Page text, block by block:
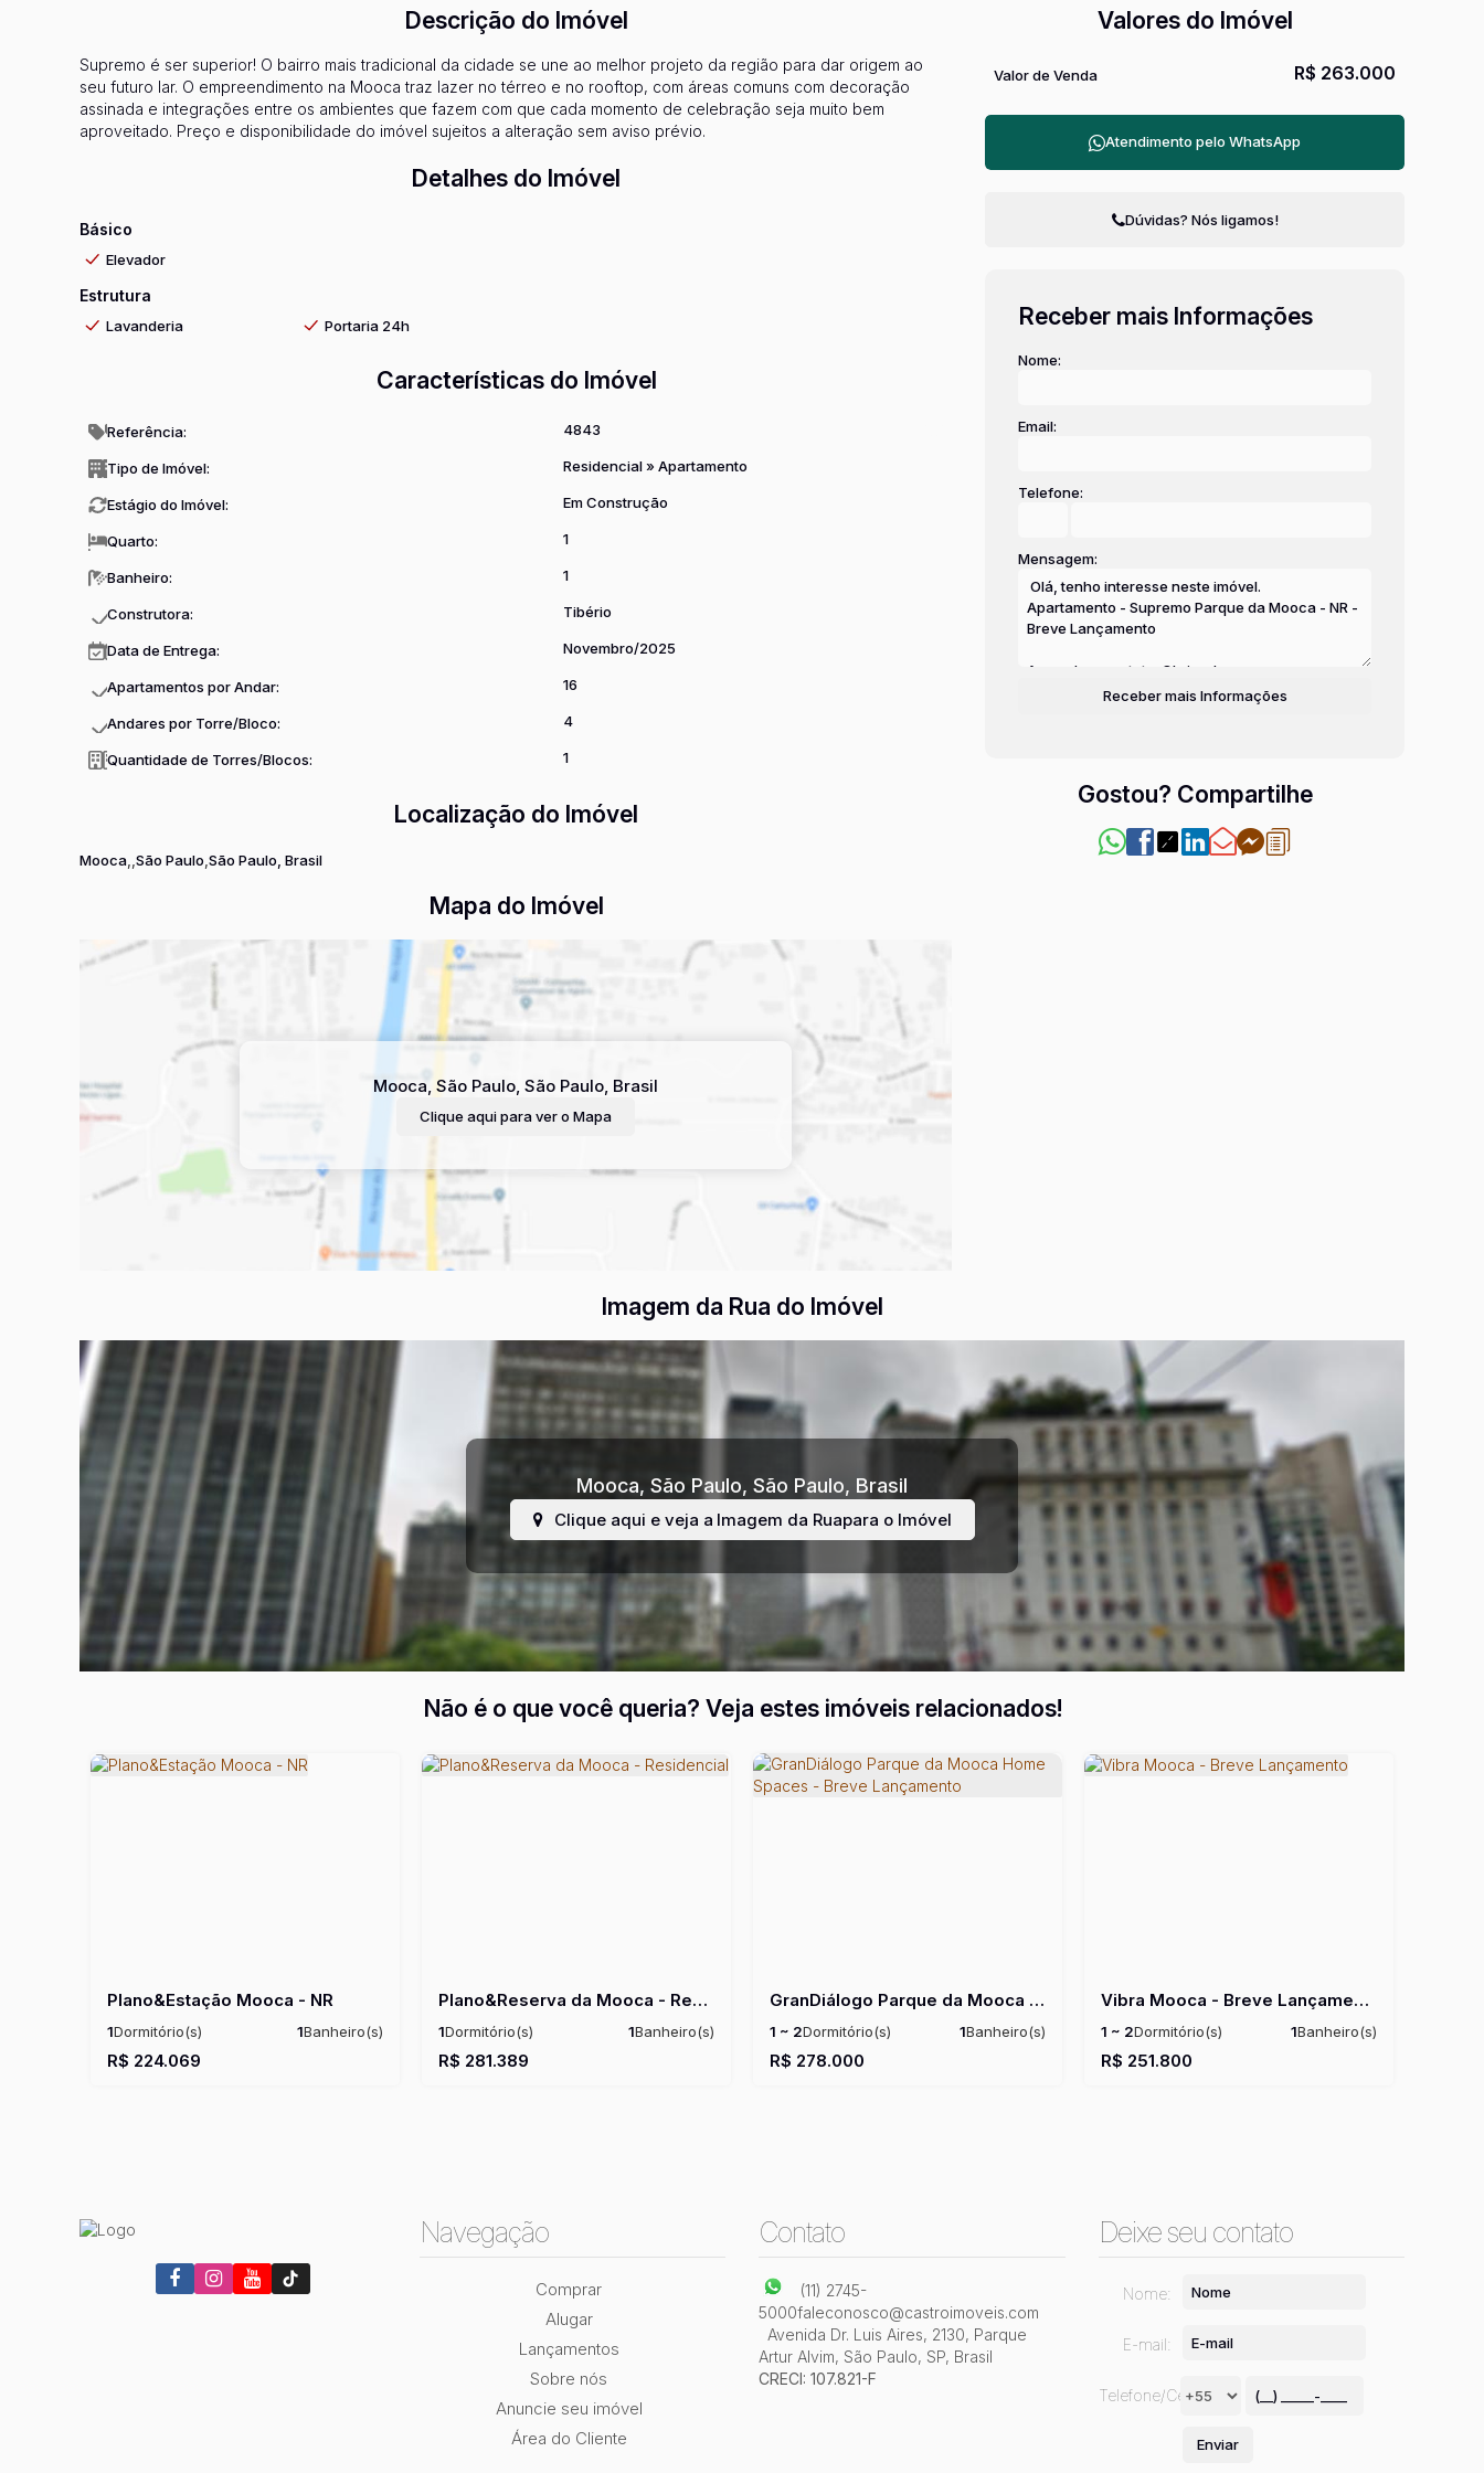
Descrição do Imóvel
Supremo é ser superior! O bairro mais tradicional da cidade se une ao melhor projeto da região para dar origem ao
seu futuro lar. O empreendimento na Mooca traz lazer no térreo e no rooftop, com áreas comuns com decoração
assinada e integrações entre os ambientes que fazem com que cada momento de celebração seja muito bem
aproveitado. Preço e disponibilidade do imóvel sujeitos a alteração sem aviso prévio.
Detalhes do Imóvel
Básico
Elevador
Estrutura
Lavanderia Portaria 24h
Características do Imóvel
Referência: 4843
Tipo de Imóvel: Residencial» Apartamento
Estágio do Imóvel: Em Construção
Quarto: 1
Banheiro: 1
Construtora: Tibério
Data de Entrega: Novembro/2025
Apartamentos por Andar: 16
Andares por Torre/Bloco: 4
Quantidade de Torres/Blocos: 1
Localização do Imóvel
Mooca São Paulo São Paulo, Brasil
Mapa do Imóvel
Mooca, São Paulo, São Paulo, Brasil
Clique aqui para ver o Mapa
Valores do Imóvel
R$ 263.000
Valor de Venda
Atendimento pelo WhatsApp
Dúvidas? Nós ligamos!
Receber mais Informações
Nome:
Email:
Telefone:
Mensagem:
Gostou? Compartilhe
Imagem da Rua do Imóvel
Mooca, São Paulo, São Paulo, Brasil
Clique aqui e veja a Imagem da Ruapara o Imóvel
Não é o que você queria? Veja estes imóveis relacionados!
Plano&Estação Mooca - NR
R$ 224.069
1Dormitório(s) 1Banheiro(s)
Privativo: 25 ~ 30m²
Útil: 25 ~ 30m²
Plano&Reserva da Mooca - Residencial
R$ 281.389
1Dormitório(s) 1Banheiro(s)
Privativo:29m²
Útil: 29 ~ 37m²
GranDiálogo Parque da Mooca Home Spaces - Breve Lançamento
R$ 278.000
1 ~ 2Dormitório(s) 1Banheiro(s)
Privativo: 25 ~ 44m²
Útil: 25 ~ 43m²
Vibra Mooca - Breve Lançamento
R$ 251.800
1 ~ 2Dormitório(s) 1Banheiro(s)
Privativo:26 ~ 44m²
Útil: 26 ~ 43m²
Navegação
Comprar
Alugar
Lançamentos
Sobre nós
Anuncie seu imóvel
Área do Cliente
Contato
(11) 2745-
5000faleconosco@castroimoveis.com
Avenida Dr. Luis Aires, 2130, Parque
Artur Alvim, São Paulo, SP, Brasil
CRECI: 107.821-F
Deixe seu contato
Nome:
E-mail:
Telefone/Celular: